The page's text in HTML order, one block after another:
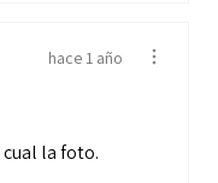
hace 1 año
la foto.